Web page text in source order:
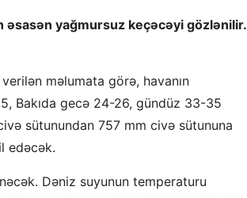
əsasən yağmursuz keçəcəyi gözlənilir.
məlumata görə, havanın
Bakıda gecə 24-26, gündüz 33-35
sütunundan 757 mm civə sütununa
edəcək.
Dəniz suyunun temperaturu